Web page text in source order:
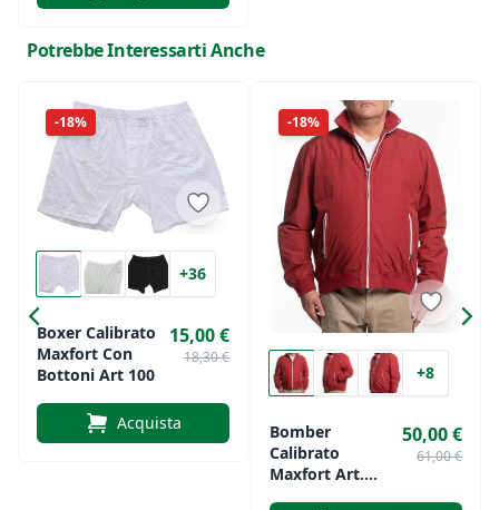
Potrebbe Interessarti Anche
-18%
+36
Boxer Calibrato
Maxfort Con
Bottoni Art 100
15,00 €
18,30 €
Acquista
-18%
+8
Bomber
Calibrato
Maxfort Art.
50,00 €
61,00 €